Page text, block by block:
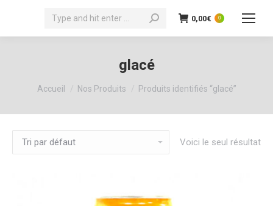
Recherche
0,00€ 0
glacé
Vous êtes ici :
Accueil Nos Produits Produits identifiés “glacé”
Voici le seul résultat